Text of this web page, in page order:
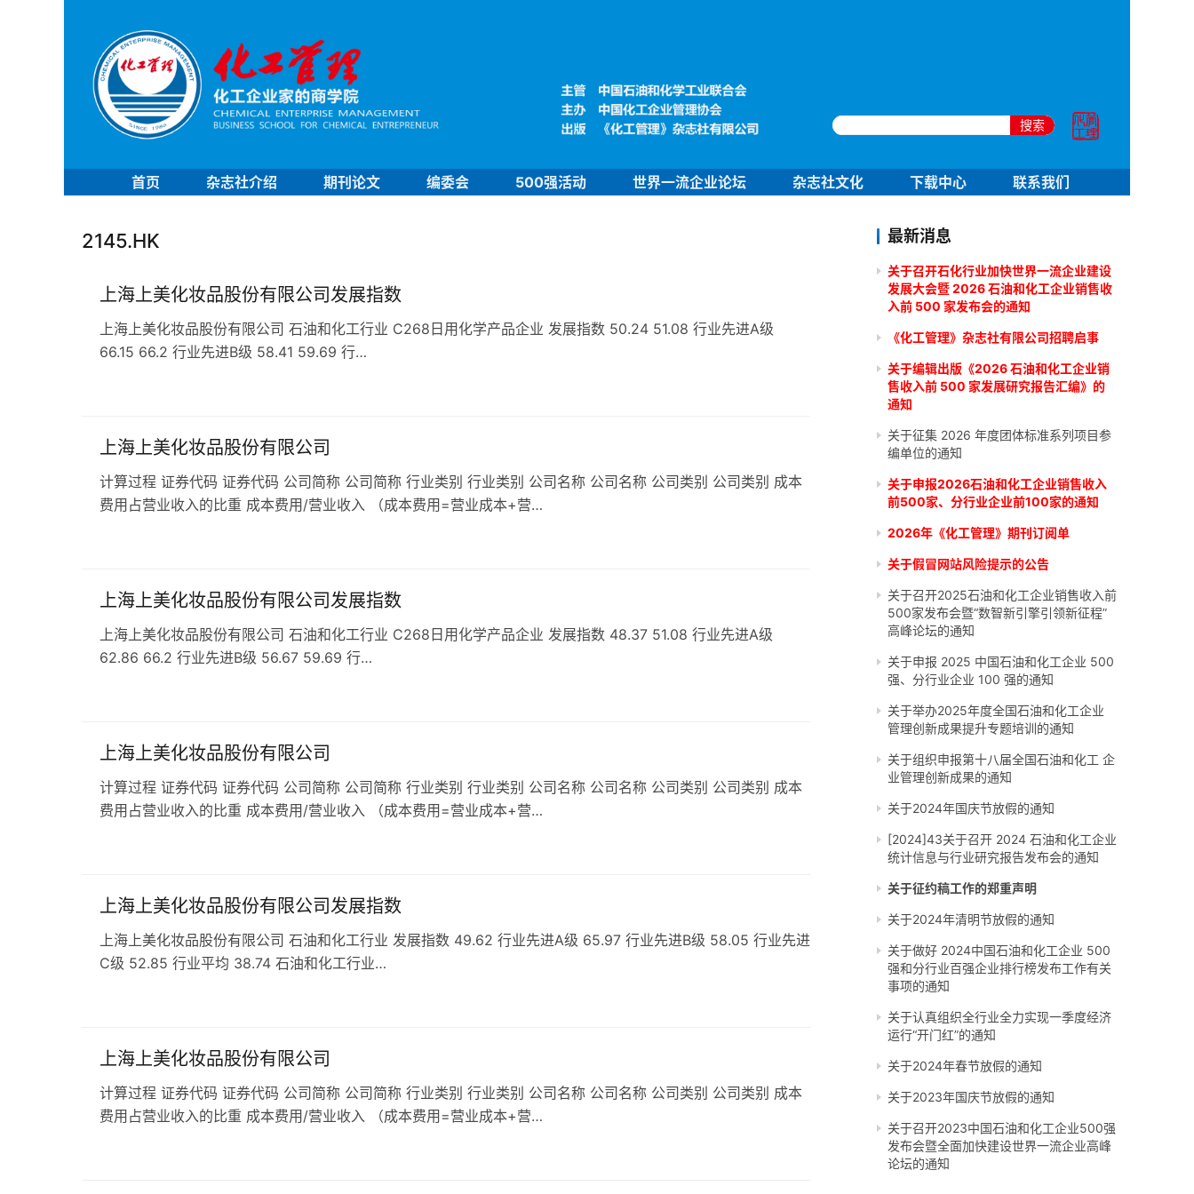
搜索
首页 杂志社介绍 期刊论文 编委会 500强活动 世界一流企业论坛 杂志社文化 下载中心 联系我们
2145.HK
上海上美化妆品股份有限公司发展指数
上海上美化妆品股份有限公司 石油和化工行业 C268日用化学产品企业 发展指数 50.24 51.08 行业先进A级
66.15 66.2 行业先进B级 58.41 59.69 行…
上海上美化妆品股份有限公司
计算过程 证券代码 证券代码 公司简称 公司简称 行业类别 行业类别 公司名称 公司名称 公司类别 公司类别 成本
费用占营业收入的比重 成本费用/营业收入 （成本费用=营业成本+营…
上海上美化妆品股份有限公司发展指数
上海上美化妆品股份有限公司 石油和化工行业 C268日用化学产品企业 发展指数 48.37 51.08 行业先进A级
62.86 66.2 行业先进B级 56.67 59.69 行…
上海上美化妆品股份有限公司
计算过程 证券代码 证券代码 公司简称 公司简称 行业类别 行业类别 公司名称 公司名称 公司类别 公司类别 成本
费用占营业收入的比重 成本费用/营业收入 （成本费用=营业成本+营…
上海上美化妆品股份有限公司发展指数
上海上美化妆品股份有限公司 石油和化工行业 发展指数 49.62 行业先进A级 65.97 行业先进B级 58.05 行业先进
C级 52.85 行业平均 38.74 石油和化工行业…
上海上美化妆品股份有限公司
计算过程 证券代码 证券代码 公司简称 公司简称 行业类别 行业类别 公司名称 公司名称 公司类别 公司类别 成本
费用占营业收入的比重 成本费用/营业收入 （成本费用=营业成本+营…
最新消息
关于召开石化行业加快世界一流企业建设
发展大会暨 2026 石油和化工企业销售收
入前 500 家发布会的通知
《化工管理》杂志社有限公司招聘启事
关于编辑出版《2026 石油和化工企业销
售收入前 500 家发展研究报告汇编》的
通知
关于征集 2026 年度团体标准系列项目参
编单位的通知
关于申报2026石油和化工企业销售收入
前500家、分行业企业前100家的通知
2026年《化工管理》期刊订阅单
关于假冒网站风险提示的公告
关于召开2025石油和化工企业销售收入前
500家发布会暨“数智新引擎引领新征程”
高峰论坛的通知
关于申报 2025 中国石油和化工企业 500
强、分行业企业 100 强的通知
关于举办2025年度全国石油和化工企业
管理创新成果提升专题培训的通知
关于组织申报第十八届全国石油和化工 企
业管理创新成果的通知
关于2024年国庆节放假的通知
[2024]43关于召开 2024 石油和化工企业
统计信息与行业研究报告发布会的通知
关于征约稿工作的郑重声明
关于2024年清明节放假的通知
关于做好 2024中国石油和化工企业 500
强和分行业百强企业排行榜发布工作有关
事项的通知
关于认真组织全行业全力实现一季度经济
运行“开门红”的通知
关于2024年春节放假的通知
关于2023年国庆节放假的通知
关于召开2023中国石油和化工企业500强
发布会暨全面加快建设世界一流企业高峰
论坛的通知